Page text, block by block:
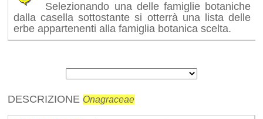
Selezionando una delle famiglie botaniche
dalla casella sottostante si otterrà una lista delle
erbe appartenenti alla famiglia botanica scelta.
DESCRIZIONE Onagraceae